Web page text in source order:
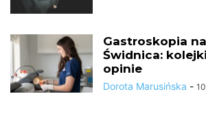
Gastroskopia
Świdnica:
opinie
Dorota Marusińska -